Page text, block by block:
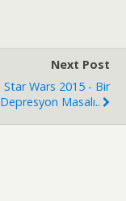
Next Post
Star Wars 2015 - Bir
Depresyon Masalı..